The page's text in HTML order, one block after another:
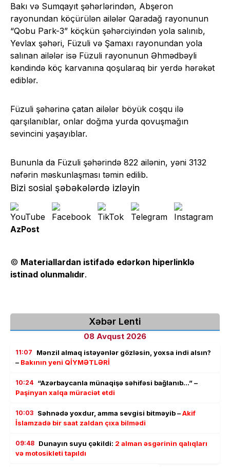
Bakı və Sumqayıt şəhərlərindən, Abşeron
rayonundan köçürülən ailələr Qaradağ rayonunun
“Qobu Park-3” köçkün şəhərciyindən yola salınıb,
Yevlax şəhəri, Füzuli və Şamaxı rayonundan yola
salınan ailələr isə Füzuli rayonunun Əhmədbəyli
kəndində köç karvanına qoşularaq bir yerdə hərəkət
ediblər.
Füzuli şəhərinə çatan ailələr böyük coşqu ilə
qarşılanıblar, onlar doğma yurda qovuşmağın
sevincini yaşayıblar.
Bununla da Füzuli şəhərində 822 ailənin, yəni 3132
nəfərin məskunlaşması təmin edilib.
Bizi sosial şəbəkələrdə izləyin
AzPost
© Materiallardan istifadə edərkən hiperlinklə
istinad olunmalıdır.
Xəbər Lenti
08 Avqust 2026
11:07
Mənzil almaq istəyənlər gözləsin, yoxsa indi alsın?
– Bakının yeni QİYMƏTLƏRİ
10:24 “Azərbaycanla münaqişə səhifəsi bağlanıb…” –
Paşinyan xalqa müraciət etdi
10:03 Səhnədə yoxdur, amma sevgisi bitməyib –Akif
İslamzadə bir saat zaldan çıxa bilmədi
09:48 Dunayın suyu çəkildi: 2 alman əsgərinin qalıqları
və motosikleti tapıldı